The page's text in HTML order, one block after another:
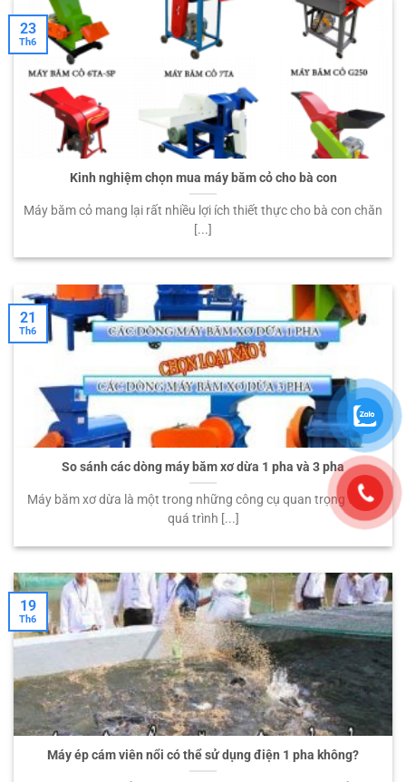
Kinh nghiệm chọn mua máy băm cỏ cho bà con
Máy băm cỏ mang lại rất nhiều lợi ích thiết thực cho bà con chăn
[...]
23
Th6
So sánh các dòng máy băm xơ dừa 1 pha và 3 pha
Máy băm xơ dừa là một trong những công cụ quan trọng trong
quá trình [...]
21
Th6
Máy ép cám viên nổi có thể sử dụng điện 1 pha không?
19
Th6